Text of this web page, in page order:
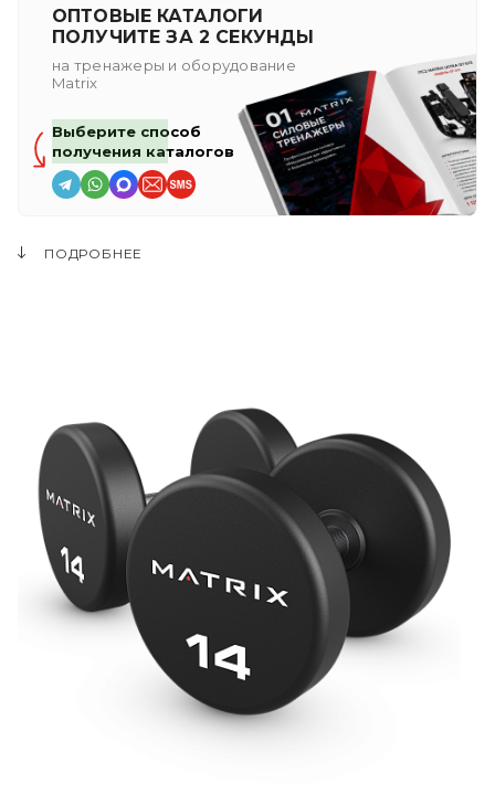
ОПТОВЫЕ КАТАЛОГИ
ПОЛУЧИТЕ ЗА 2 СЕКУНДЫ
на тренажеры и оборудование
Matrix
Выберите способ
получения каталогов
ПОДРОБНЕЕ